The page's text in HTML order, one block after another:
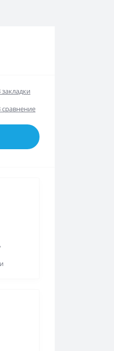
закладки
сравнение